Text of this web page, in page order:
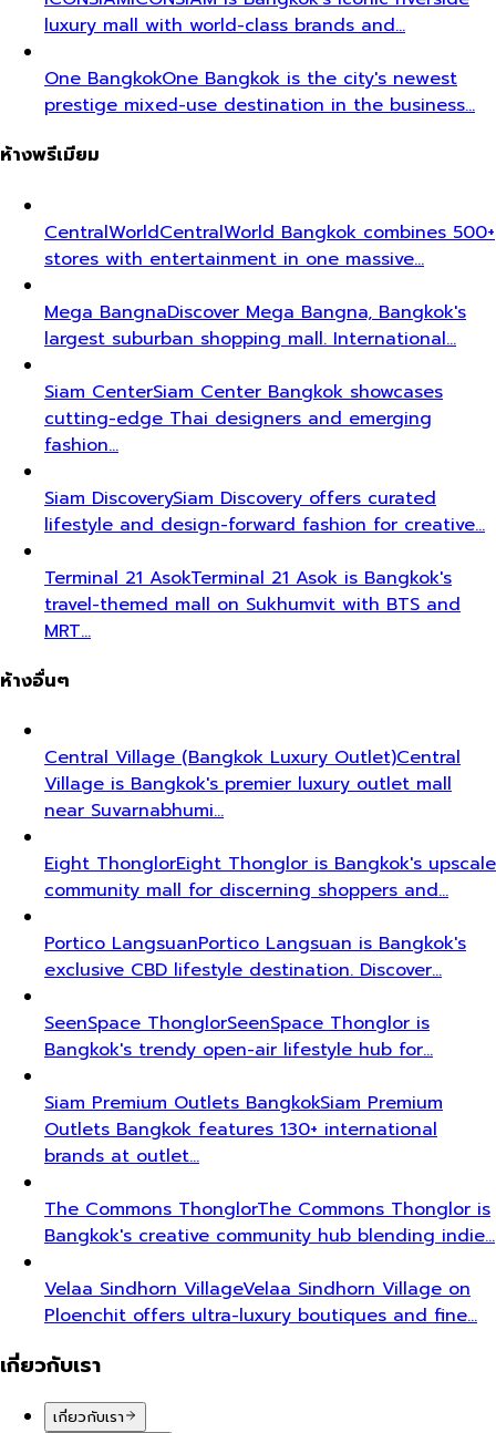
luxury mall with world-class brands and…
One BangkokOne Bangkok is the city's newest
prestige mixed-use destination in the business…
ห้างพรีเมียม
CentralWorldCentralWorld Bangkok combines 500+
stores with entertainment in one massive…
Mega BangnaDiscover Mega Bangna, Bangkok's
largest suburban shopping mall. International…
Siam CenterSiam Center Bangkok showcases
cutting-edge Thai designers and emerging
fashion…
Siam DiscoverySiam Discovery offers curated
lifestyle and design-forward fashion for creative…
Terminal 21 AsokTerminal 21 Asok is Bangkok's
travel-themed mall on Sukhumvit with BTS and
MRT…
ห้างอื่นๆ
Central Village (Bangkok Luxury Outlet)Central
Village is Bangkok's premier luxury outlet mall
near Suvarnabhumi…
Eight ThonglorEight Thonglor is Bangkok's upscale
community mall for discerning shoppers and…
Portico LangsuanPortico Langsuan is Bangkok's
exclusive CBD lifestyle destination. Discover…
SeenSpace ThonglorSeenSpace Thonglor is
Bangkok's trendy open-air lifestyle hub for…
Siam Premium Outlets BangkokSiam Premium
Outlets Bangkok features 130+ international
brands at outlet…
The Commons ThonglorThe Commons Thonglor is
Bangkok's creative community hub blending indie…
Velaa Sindhorn VillageVelaa Sindhorn Village on
Ploenchit offers ultra-luxury boutiques and fine…
เกี่ยวกับเรา
เกี่ยวกับเรา